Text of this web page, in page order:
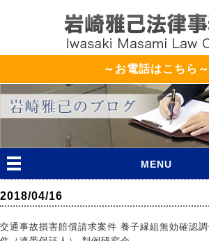
～お電話はこちら～
MENU
2018/04/16
交通事故損害賠償請求案件 養子縁組無効確認